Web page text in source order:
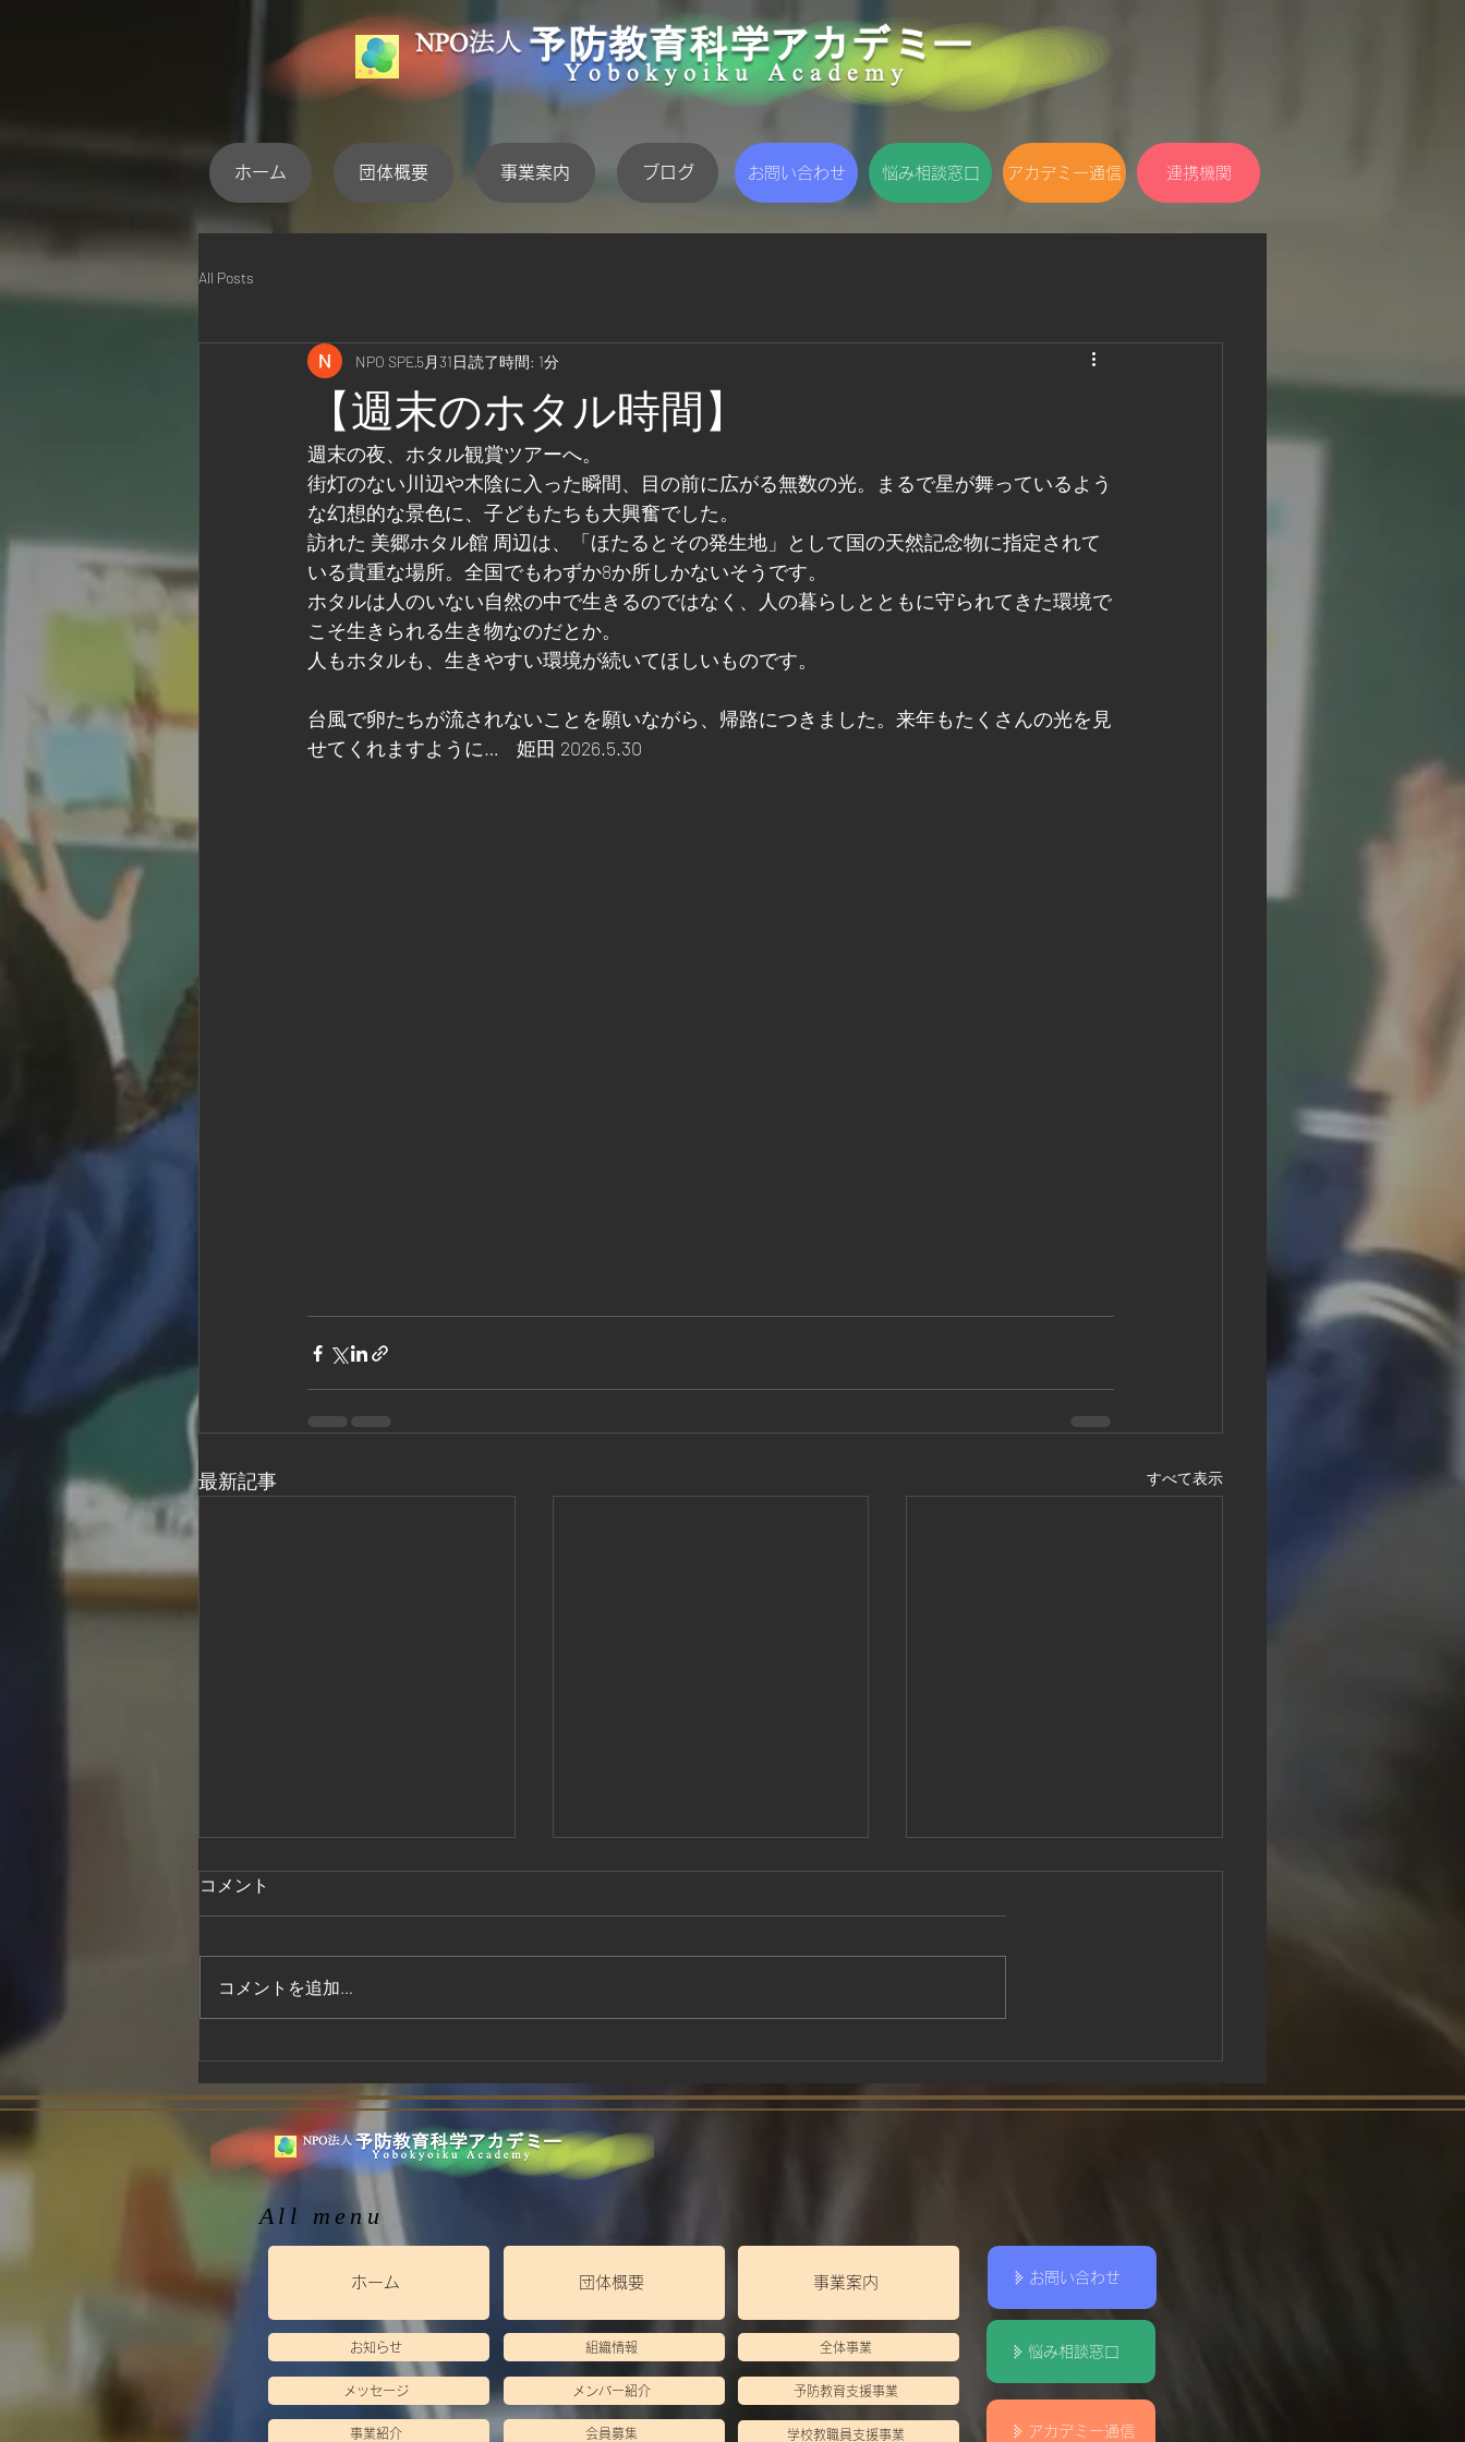
ホーム 団体概要 事業案内 ブログ お問い合わせ 悩み相談窓口 アカデミー通信 連携機関
All Posts
【週末のホタル時間】
NPO SPE5月31日読了時間: 1分
週末の夜、ホタル観賞ツアーへ。
街灯のない川辺や木陰に入った瞬間、目の前に広がる無数の光。まるで星が舞っているよう
な幻想的な景色に、子どもたちも大興奮でした。
訪れた 美郷ホタル館 周辺は、「ほたるとその発生地」として国の天然記念物に指定されて
いる貴重な場所。全国でもわずか8か所しかないそうです。
ホタルは人のいない自然の中で生きるのではなく、人の暮らしとともに守られてきた環境で
こそ生きられる生き物なのだとか。
人もホタルも、生きやすい環境が続いてほしいものです。
台風で卵たちが流されないことを願いながら、帰路につきました。来年もたくさんの光を見
せてくれますように…    姫田 2026.5.30
最新記事 すべて表示
児童生徒の放課後支援
今年度から、小学校中学年〜高校
不登校や発達に特性のある子ども
たちへの支援に力を入れ、一人ひ
や体の変化に向き合いながら、
小、中学校、支援学校の先生方と
も連携し、その子にとって今でき
る最善の支援を一緒に模索してい
ます。子どもたちの「できた！」
や「一歩進めた」を大切にしなが
グ
阿波踊り
コメント
コメントを追加…
All menu
ホーム 団体概要 事業案内
お知らせ 組織情報 全体事業
メッセージ メンバー紹介 予防教育支援事業
事業紹介 会員募集 学校教職員支援事業
お問い合わせ
悩み相談窓口
アカデミー通信